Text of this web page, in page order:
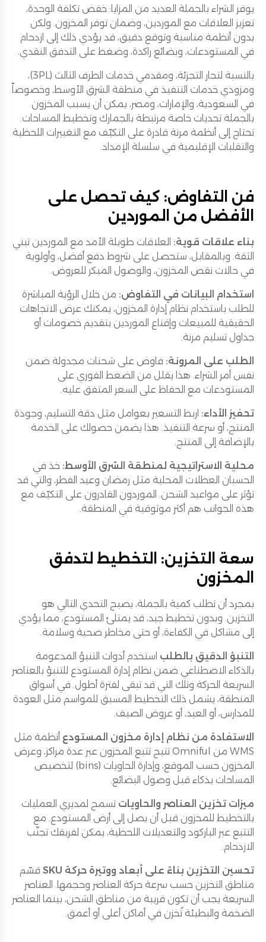
يوفر الشراء بالجملة العديد من المزايا: خفض تكلفة الوحدة،
تعزيز العلاقات مع الموردين، وضمان توفر المخزون. ولكن
بدون أنظمة مناسبة وتوقع دقيق، قد يؤدي ذلك إلى ازدحام
في المستودعات، وبضائع راكدة، وضغط على التدفق النقدي.
بالنسبة لتجار التجزئة، ومقدمي خدمات الطرف الثالث (3PL)،
ومزودي خدمات التنفيذ في منطقة الشرق الأوسط، وخصوصاً
في السعودية، والإمارات، ومصر، يمكن أن يسبب المخزون
بالجملة تحديات خاصة مرتبطة بالجمارك وتخطيط المساحات.
تحتاج إلى أنظمة مرنة قادرة على التكيّف مع التغييرات اللحظية
والتقلبات الإقليمية في سلسلة الإمداد.
فن التفاوض: كيف تحصل على
الأفضل من الموردين
بناء علاقات قوية: العلاقات طويلة الأمد مع الموردين تبني
الثقة. وبالمقابل، ستحصل على شروط دفع أفضل، وأولوية
في حالات نقص المخزون، والوصول المبكر للعروض.
استخدام البيانات في التفاوض: من خلال الرؤية المباشرة
للطلب باستخدام نظام إدارة المخزون، يمكنك عرض الاتجاهات
الحقيقية للمبيعات وإقناع الموردين بتقديم خصومات أو
جداول تسليم مرنة.
الطلب على المرونة: فاوض على شحنات مجدولة ضمن
نفس أمر الشراء. هذا يقلل من الضغط الفوري على
المستودعات مع الحفاظ على السعر المتفق عليه.
تحفيز الأداء: اربط التسعير بعوامل مثل دقة التسليم، وجودة
المنتج، أو سرعة التنفيذ. هذا يضمن حصولك على الخدمة
بالإضافة إلى المنتج.
محلية الاستراتيجية لمنطقة الشرق الأوسط: خذ في
الحسبان العطلات المحلية مثل رمضان وعيد الفطر، والتي قد
تؤثر على مواعيد الشحن. الموردون القادرون على التكيّف مع
هذه الجوانب هم أكثر موثوقية في المنطقة.
سعة التخزين: التخطيط لتدفق
المخزون
بمجرد أن تطلب كمية بالجملة، يصبح التحدي التالي هو
التخزين. وبدون تخطيط جيد، قد يمتلئ المستودع، مما يؤدي
إلى مشاكل في الكفاءة، أو حتى مخاطر صحية وسلامة.
التنبؤ الدقيق بالطلب استخدم أدوات التنبؤ المدعومة
بالذكاء الاصطناعي ضمن نظام إدارة المستودع للتنبؤ بالعناصر
السريعة الحركة وتلك التي قد تبقى لفترة أطول. في أسواق
المنطقة، يشمل ذلك التخطيط المسبق للمواسم مثل العودة
للمدارس، أو العيد، أو عروض الصيف.
الاستفادة من نظام إدارة مخزون المستودع أنظمة مثل
WMS من Omniful تتيح تتبع المخزون عبر عدة مراكز، وعرض
المخزون حسب الموقع، وإدارة الحاويات (bins) لتخصيص
المساحات بذكاء قبل وصول البضائع.
ميزات تخزين العناصر والحاويات تسمح لمديري العمليات
بالتخطيط للمخزون قبل أن يصل إلى أرض المستودع. مع
التتبع عبر الباركود والتعديلات اللحظية، يمكن لفريقك تجنّب
الازدحام.
تحسين التخزين بناءً على أبعاد ووتيرة حركة SKU
قسّم
مناطق التخزين حسب سرعة حركة العناصر وحجمها. العناصر
السريعة يجب أن تكون قريبة من مناطق الشحن، بينما العناصر
الضخمة والبطيئة تُخزن في أماكن أعلى أو أعمق.